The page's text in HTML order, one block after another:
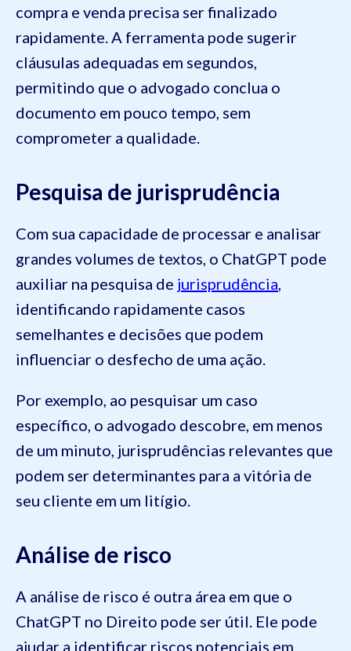
compra e venda precisa ser finalizado
rapidamente. A ferramenta pode sugerir
cláusulas adequadas em segundos,
permitindo que o advogado conclua o
documento em pouco tempo, sem
comprometer a qualidade.
Pesquisa de jurisprudência
Com sua capacidade de processar e analisar
grandes volumes de textos, o ChatGPT pode
auxiliar na pesquisa de jurisprudência,
identificando rapidamente casos
semelhantes e decisões que podem
influenciar o desfecho de uma ação.
Por exemplo, ao pesquisar um caso
específico, o advogado descobre, em menos
de um minuto, jurisprudências relevantes que
podem ser determinantes para a vitória de
seu cliente em um litígio.
Análise de risco
A análise de risco é outra área em que o
ChatGPT no Direito pode ser útil. Ele pode
ajudar a identificar riscos potenciais em